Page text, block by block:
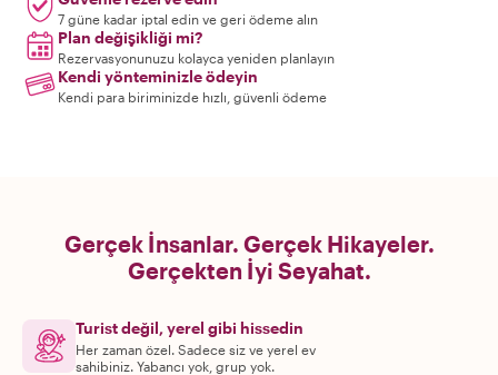
7 güne kadar iptal edin ve geri ödeme alın
Plan değişikliği mi?
Rezervasyonunuzu kolayca yeniden planlayın
Kendi yönteminizle ödeyin
Kendi para biriminizde hızlı, güvenli ödeme
Gerçek İnsanlar. Gerçek Hikayeler.
Gerçekten İyi Seyahat.
Turist değil, yerel gibi hissedin
Her zaman özel. Sadece siz ve yerel ev
sahibiniz. Yabancı yok, grup yok.